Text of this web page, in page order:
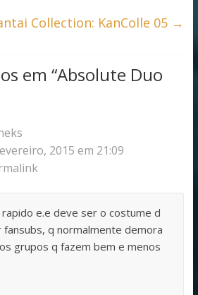
Collection: KanColle 05 →
em “Absolute Duo
2015 em 21:09
e.e deve ser o costume d
fansubs, q normalmente demora
grupos q fazem bem e menos